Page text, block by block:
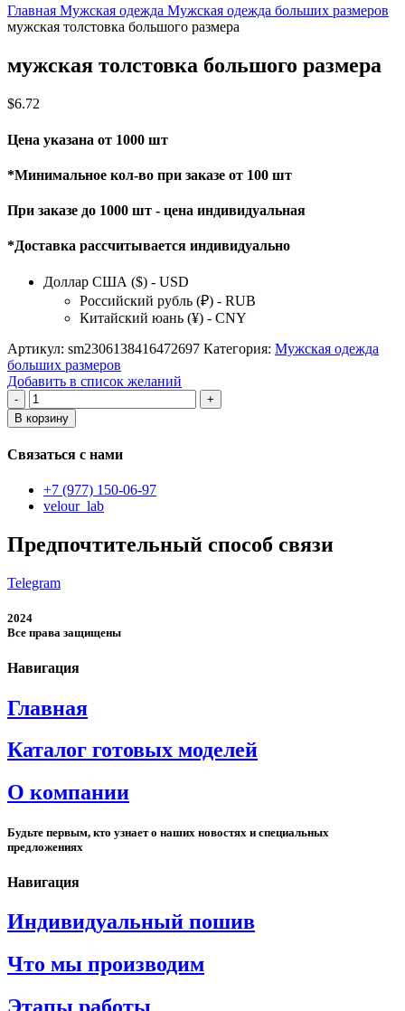
Главная Мужская одежда Мужская одежда больших размеров
мужская толстовка большого размера
мужская толстовка большого размера
$6.72
Цена указана от 1000 шт
*Минимальное кол-во при заказе от 100 шт
При заказе до 1000 шт - цена индивидуальная
*Доставка рассчитывается индивидуально
Доллар США ($) - USD
Российский рубль (₽) - RUB
Китайский юань (¥) - CNY
Артикул: sm2306138416472697 Категория: Мужская одежда
больших размеров
Добавить в список желаний
Количество
товара
мужская
большого
В корзину
Связаться с нами
+7 (977) 150-06-97
velour_lab
Предпочтительный способ связи
Telegram
2024
Все права защищены
Навигация
Главная
Каталог готовых моделей
О компании
Будьте первым, кто узнает о наших новостях и специальных
предложениях
Навигация
Индивидуальный пошив
Что мы производим
Этапы работы